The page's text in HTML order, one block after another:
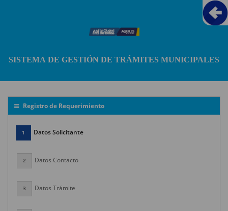
SISTEMA DE GESTIÓN DE TRÁMITES MUNICIPALES
Registro de Requerimiento
1 Datos Solicitante
2 Datos Contacto
3 Datos Trámite